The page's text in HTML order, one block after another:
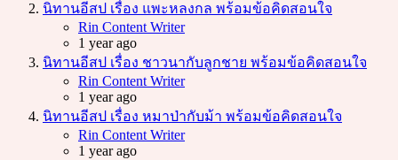
นิทานอีสป เรื่อง แพะหลงกล พร้อมข้อคิดสอนใจ
Posted
Rin Content Writer
1 year ago
นิทานอีสป เรื่อง ชาวนากับลูกชาย พร้อมข้อคิดสอนใจ
Posted
Rin Content Writer
1 year ago
นิทานอีสป เรื่อง หมาป่ากับม้า พร้อมข้อคิดสอนใจ
Posted
Rin Content Writer
1 year ago